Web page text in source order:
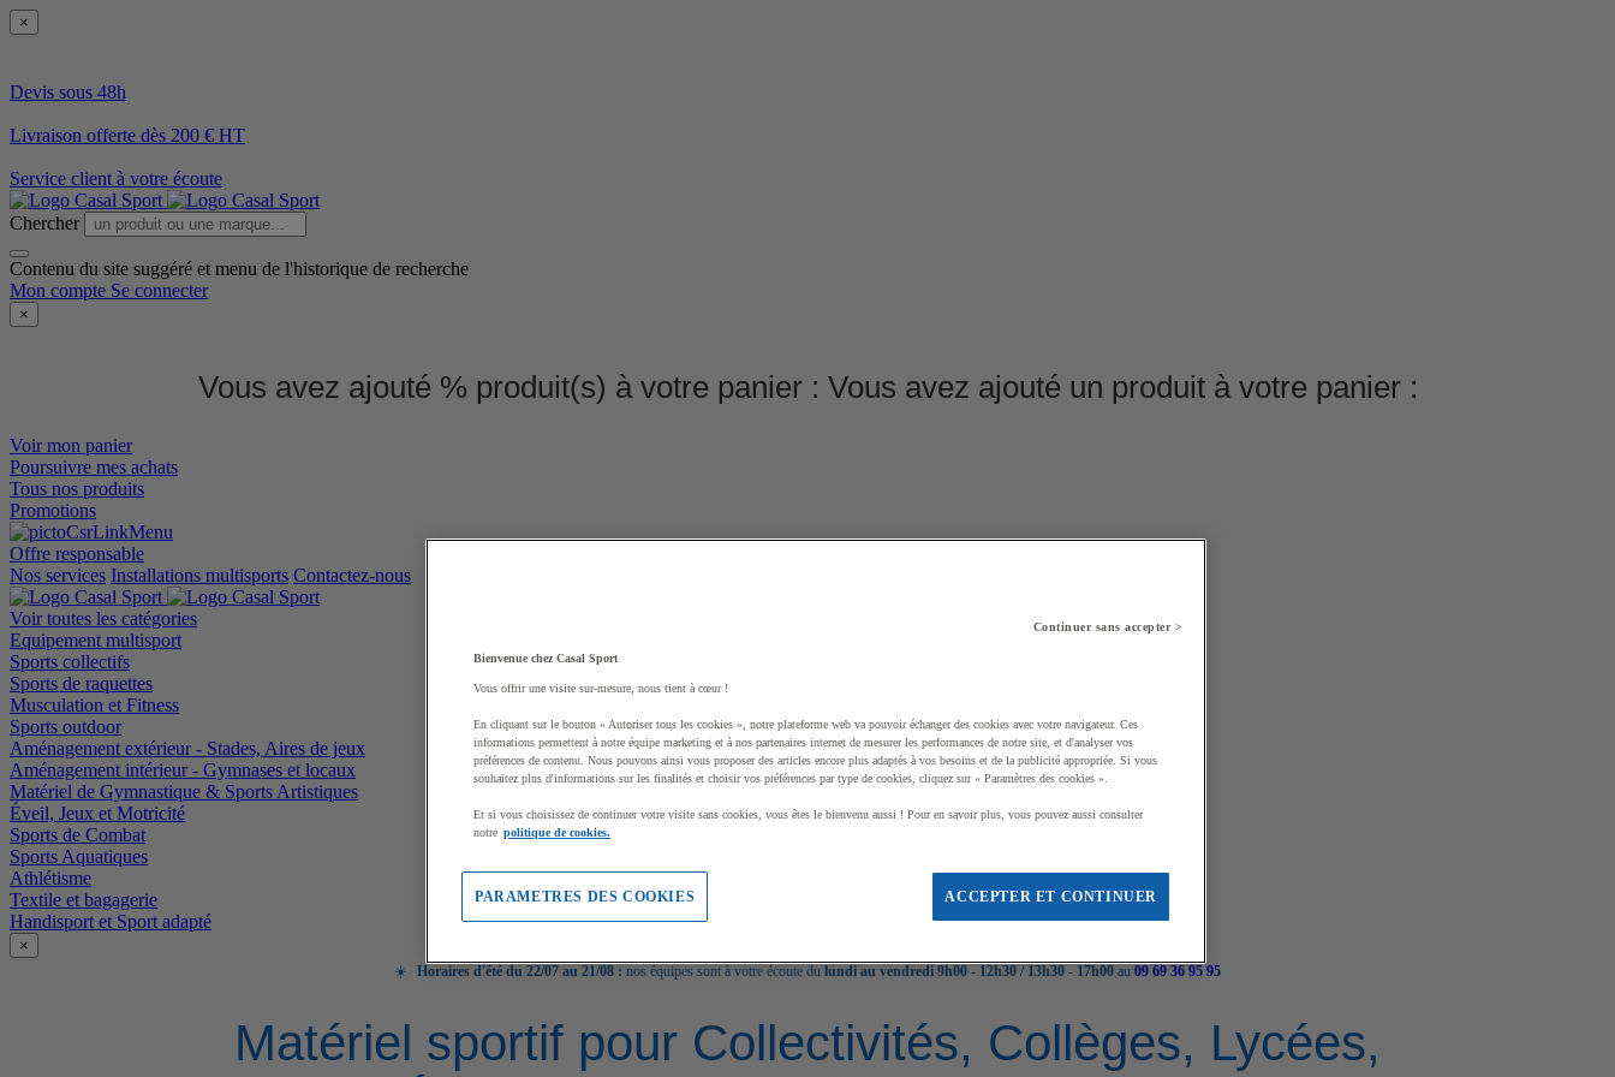
×
Devis sous 48h
Livraison offerte dès 200 € HT
Service client à votre écoute
Chercher
Contenu du site suggéré et menu de l'historique de recherche
Mon compte Se connecter
×
Vous avez ajouté % produit(s) à votre panier : Vous avez ajouté un produit à votre panier :
Voir mon panier
Poursuivre mes achats
Tous nos produits
Promotions
Offre responsable
Nos services Installations multisports Contactez-nous
Voir toutes les catégories
Equipement multisport
Sports collectifs
Sports de raquettes
Musculation et Fitness
Sports outdoor
Aménagement extérieur - Stades, Aires de jeux
Aménagement intérieur - Gymnases et locaux
Matériel de Gymnastique & Sports Artistiques
Éveil, Jeux et Motricité
Sports de Combat
Sports Aquatiques
Athlétisme
Textile et bagagerie
Handisport et Sport adapté
×
☀️ Horaires d'été du 22/07 au 21/08 : nos équipes sont à votre écoute du lundi au vendredi 9h00 - 12h30 / 13h30 - 17h00 au 09 69 36 95 95
Matériel sportif pour Collectivités, Collèges, Lycées,
Continuer sans accepter >
Bienvenue chez Casal Sport
Vous offrir une visite sur-mesure, nous tient à cœur !
En cliquant sur le bouton « Autoriser tous les cookies », notre plateforme web va pouvoir échanger des cookies avec votre navigateur. Ces
informations permettent à notre équipe marketing et à nos partenaires internet de mesurer les performances de notre site, et d'analyser vos
préférences de contenu. Nous pouvons ainsi vous proposer des articles encore plus adaptés à vos besoins et de la publicité appropriée. Si vous
souhaitez plus d'informations sur les finalités et choisir vos préférences par type de cookies, cliquez sur « Paramètres des cookies ».
Et si vous choisissez de continuer votre visite sans cookies, vous êtes le bienvenu aussi ! Pour en savoir plus, vous pouvez aussi consulter
notre politique de cookies.
ACCEPTER ET CONTINUER
PARAMETRES DES COOKIES